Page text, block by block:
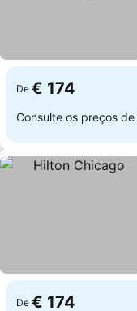
De € 174
Consulte os preços de
De € 174